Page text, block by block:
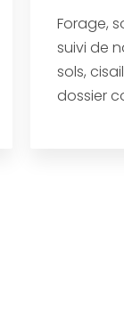
Forage,
suivi de
sols,
dossier